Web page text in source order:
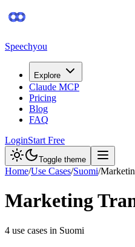
Speechyou
Explore
Claude MCP
Pricing
Blog
FAQ
LoginStart Free
Toggle theme
Home/Use Cases/Suomi/
Marketing
4 use cases in Suomi